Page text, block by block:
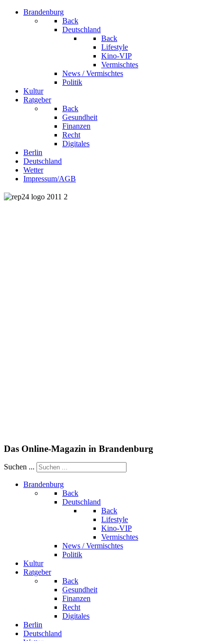
Brandenburg
Back
Deutschland
Back
Lifestyle
Kino-VIP
Vermischtes
News / Vermischtes
Politik
Kultur
Ratgeber
Back
Gesundheit
Finanzen
Recht
Digitales
Berlin
Deutschland
Wetter
Impressum/AGB
Das Online-Magazin in Brandenburg
Suchen ...
Brandenburg
Back
Deutschland
Back
Lifestyle
Kino-VIP
Vermischtes
News / Vermischtes
Politik
Kultur
Ratgeber
Back
Gesundheit
Finanzen
Recht
Digitales
Berlin
Deutschland